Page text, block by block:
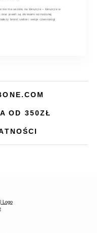
nie ma sezonu na kleszcze – kleszcze w
jesień są okresami wzmożonej
bronić siebie i swoje czworonogi
OD 350ZŁ